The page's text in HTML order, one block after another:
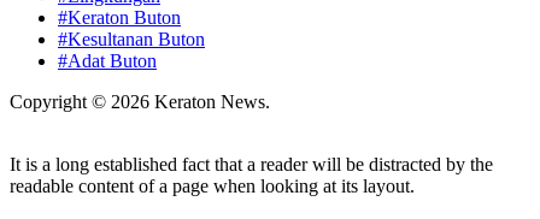
#Keraton Buton
#Kesultanan Buton
#Adat Buton
Copyright © 2026 Keraton News.
It is a long established fact that a reader will be distracted by the
readable content of a page when looking at its layout.